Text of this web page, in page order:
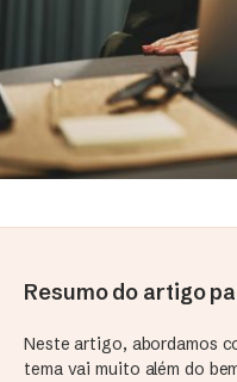
Resumo do artigo
Neste artigo, abordamos
tema vai muito além do